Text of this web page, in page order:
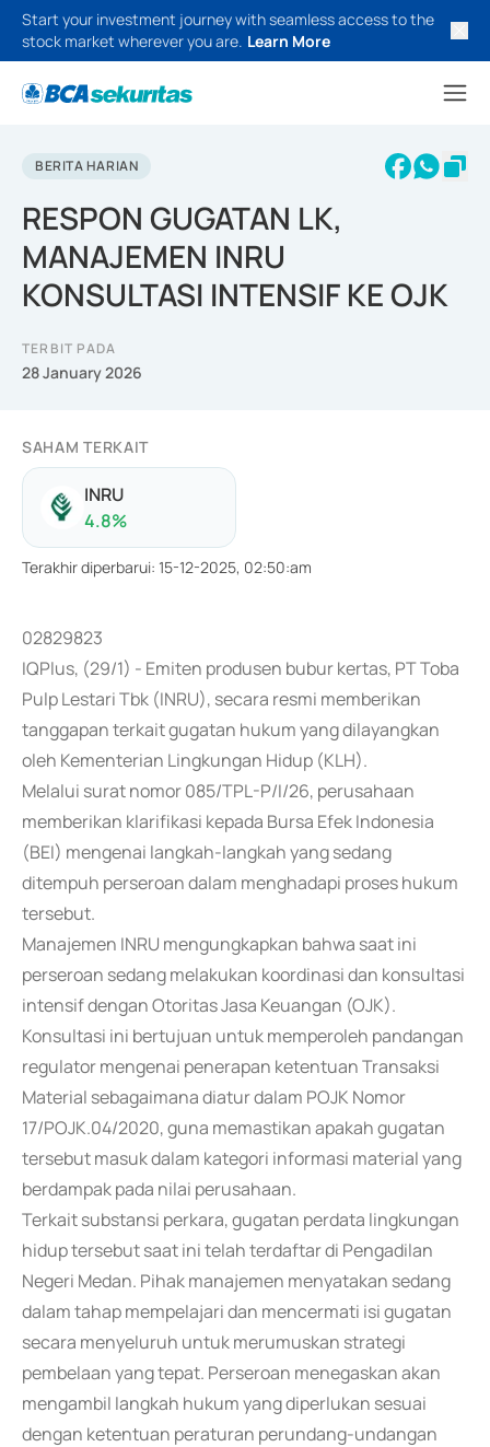
Start your investment journey with seamless access to the
stock market wherever you are. Learn More
BERITA HARIAN
RESPON GUGATAN LK,
MANAJEMEN INRU
KONSULTASI INTENSIF KE OJK
TERBIT PADA
28 January 2026
SAHAM TERKAIT
INRU
4.8%
Terakhir diperbarui: 15-12-2025, 02:50:am
02829823
IQPlus, (29/1) - Emiten produsen bubur kertas, PT Toba
Pulp Lestari Tbk (INRU), secara resmi memberikan
tanggapan terkait gugatan hukum yang dilayangkan
oleh Kementerian Lingkungan Hidup (KLH).
Melalui surat nomor 085/TPL-P/I/26, perusahaan
memberikan klarifikasi kepada Bursa Efek Indonesia
(BEI) mengenai langkah-langkah yang sedang
ditempuh perseroan dalam menghadapi proses hukum
tersebut.
Manajemen INRU mengungkapkan bahwa saat ini
perseroan sedang melakukan koordinasi dan konsultasi
intensif dengan Otoritas Jasa Keuangan (OJK).
Konsultasi ini bertujuan untuk memperoleh pandangan
regulator mengenai penerapan ketentuan Transaksi
Material sebagaimana diatur dalam POJK Nomor
17/POJK.04/2020, guna memastikan apakah gugatan
tersebut masuk dalam kategori informasi material yang
berdampak pada nilai perusahaan.
Terkait substansi perkara, gugatan perdata lingkungan
hidup tersebut saat ini telah terdaftar di Pengadilan
Negeri Medan. Pihak manajemen menyatakan sedang
dalam tahap mempelajari dan mencermati isi gugatan
secara menyeluruh untuk merumuskan strategi
pembelaan yang tepat. Perseroan menegaskan akan
mengambil langkah hukum yang diperlukan sesuai
dengan ketentuan peraturan perundang-undangan